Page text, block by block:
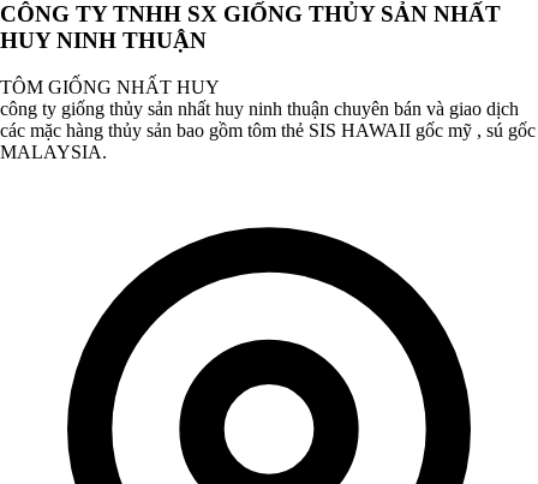
CÔNG TY TNHH SX GIỐNG THỦY SẢN NHẤT
HUY NINH THUẬN
TÔM GIỐNG NHẤT HUY
công ty giống thủy sản nhất huy ninh thuận chuyên bán và giao dịch
các mặc hàng thủy sản bao gồm tôm thẻ SIS HAWAII gốc mỹ , sú gốc
MALAYSIA.